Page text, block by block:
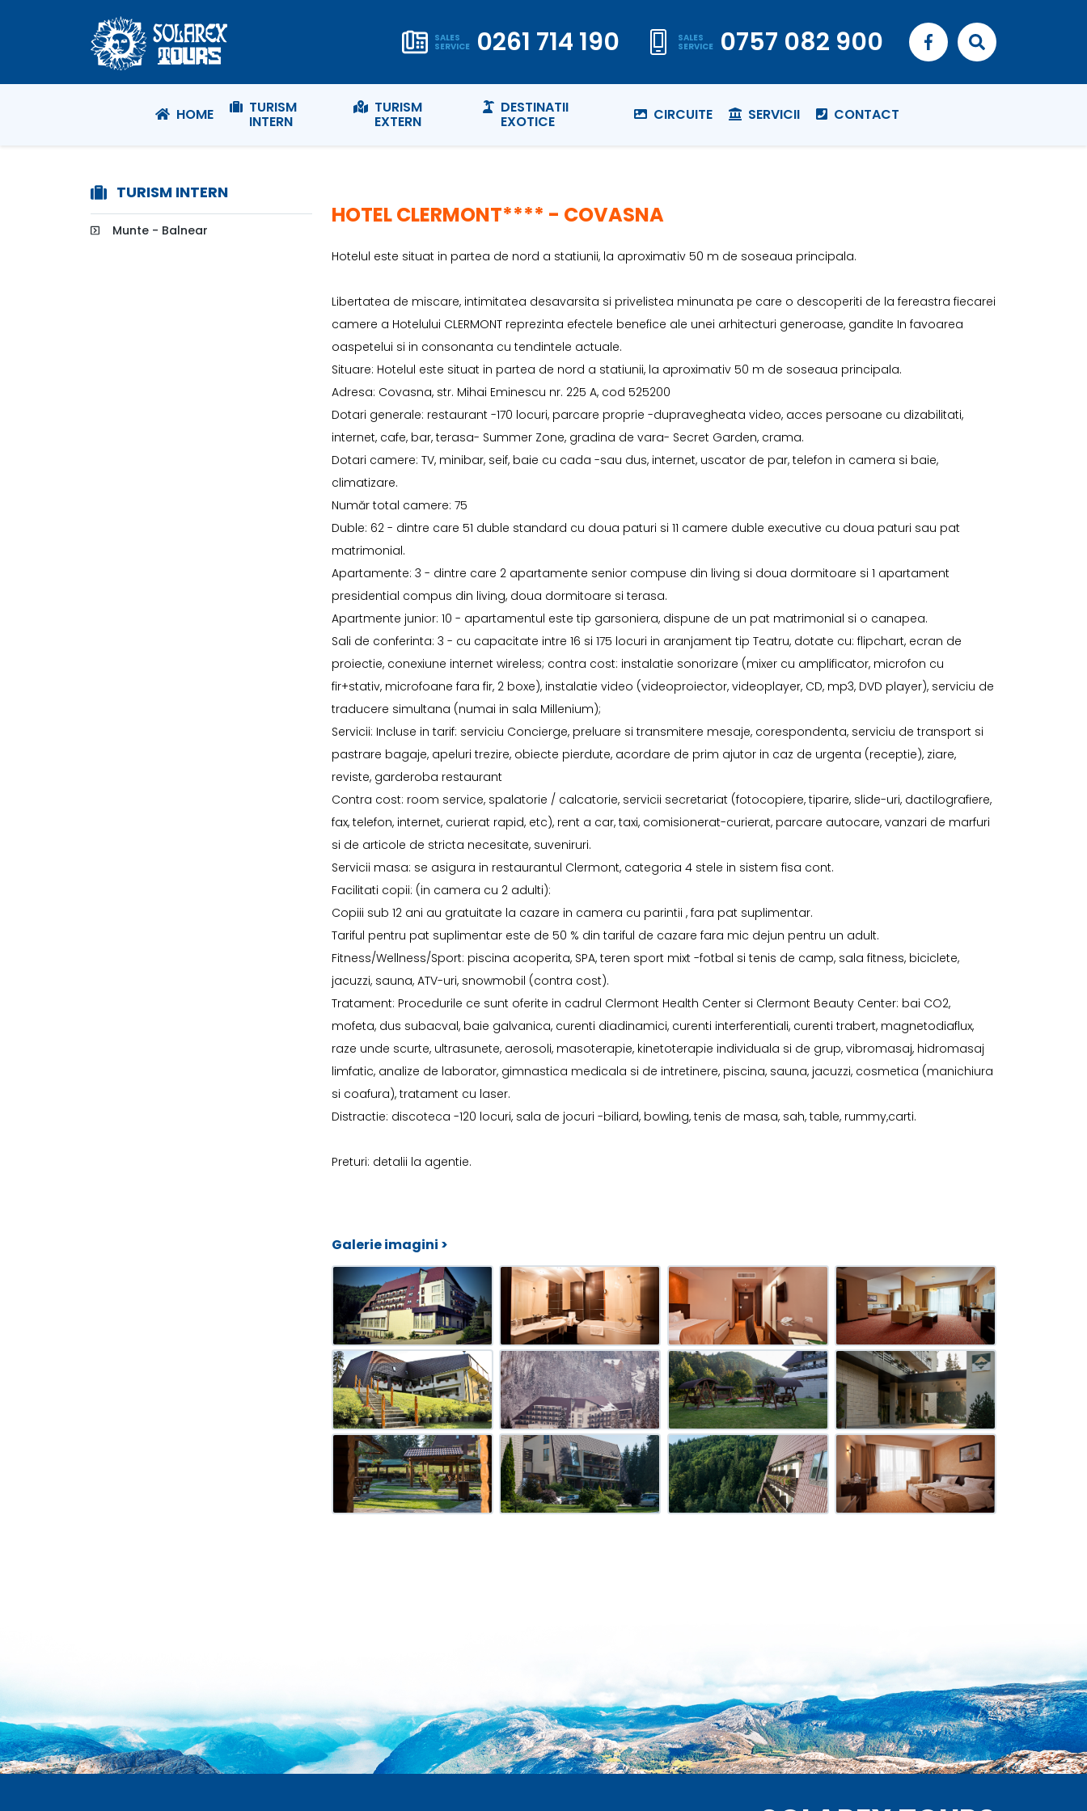
SALES
SERVICE 0261 714 190 SALES
SERVICE 0757 082 900
HOME TURISM
INTERN
TURISM
EXTERN
DESTINATII
EXOTICE CIRCUITE SERVICII CONTACT
TURISM INTERN
Munte - Balnear
HOTEL CLERMONT**** - COVASNA
Hotelul este situat in partea de nord a statiunii, la aproximativ 50 m de soseaua principala.
Libertatea de miscare, intimitatea desavarsita si privelistea minunata pe care o descoperiti de la fereastra fiecarei
camere a Hotelului CLERMONT reprezinta efectele benefice ale unei arhitecturi generoase, gandite In favoarea
oaspetelui si in consonanta cu tendintele actuale.
Situare: Hotelul este situat in partea de nord a statiunii, la aproximativ 50 m de soseaua principala.
Adresa: Covasna, str. Mihai Eminescu nr. 225 A, cod 525200
Dotari generale: restaurant -170 locuri, parcare proprie -dupravegheata video, acces persoane cu dizabilitati,
internet, cafe, bar, terasa- Summer Zone, gradina de vara- Secret Garden, crama.
Dotari camere: TV, minibar, seif, baie cu cada -sau dus, internet, uscator de par, telefon in camera si baie,
climatizare.
Număr total camere: 75
Duble: 62 - dintre care 51 duble standard cu doua paturi si 11 camere duble executive cu doua paturi sau pat
matrimonial.
Apartamente: 3 - dintre care 2 apartamente senior compuse din living si doua dormitoare si 1 apartament
presidential compus din living, doua dormitoare si terasa.
Apartmente junior: 10 - apartamentul este tip garsoniera, dispune de un pat matrimonial si o canapea.
Sali de conferinta: 3 - cu capacitate intre 16 si 175 locuri in aranjament tip Teatru, dotate cu: flipchart, ecran de
proiectie, conexiune internet wireless; contra cost: instalatie sonorizare (mixer cu amplificator, microfon cu
fir+stativ, microfoane fara fir, 2 boxe), instalatie video (videoproiector, videoplayer, CD, mp3, DVD player), serviciu de
traducere simultana (numai in sala Millenium);
Servicii: Incluse in tarif: serviciu Concierge, preluare si transmitere mesaje, corespondenta, serviciu de transport si
pastrare bagaje, apeluri trezire, obiecte pierdute, acordare de prim ajutor in caz de urgenta (receptie), ziare,
reviste, garderoba restaurant
Contra cost: room service, spalatorie / calcatorie, servicii secretariat (fotocopiere, tiparire, slide-uri, dactilografiere,
fax, telefon, internet, curierat rapid, etc), rent a car, taxi, comisionerat-curierat, parcare autocare, vanzari de marfuri
si de articole de stricta necesitate, suveniruri.
Servicii masa: se asigura in restaurantul Clermont, categoria 4 stele in sistem fisa cont.
Facilitati copii: (in camera cu 2 adulti):
Copiii sub 12 ani au gratuitate la cazare in camera cu parintii , fara pat suplimentar.
Tariful pentru pat suplimentar este de 50 % din tariful de cazare fara mic dejun pentru un adult.
Fitness/Wellness/Sport: piscina acoperita, SPA, teren sport mixt -fotbal si tenis de camp, sala fitness, biciclete,
jacuzzi, sauna, ATV-uri, snowmobil (contra cost).
Tratament: Procedurile ce sunt oferite in cadrul Clermont Health Center si Clermont Beauty Center: bai CO2,
mofeta, dus subacval, baie galvanica, curenti diadinamici, curenti interferentiali, curenti trabert, magnetodiaflux,
raze unde scurte, ultrasunete, aerosoli, masoterapie, kinetoterapie individuala si de grup, vibromasaj, hidromasaj
limfatic, analize de laborator, gimnastica medicala si de intretinere, piscina, sauna, jacuzzi, cosmetica (manichiura
si coafura), tratament cu laser.
Distractie: discoteca -120 locuri, sala de jocuri -biliard, bowling, tenis de masa, sah, table, rummy,carti.
Preturi: detalii la agentie.
Galerie imagini >